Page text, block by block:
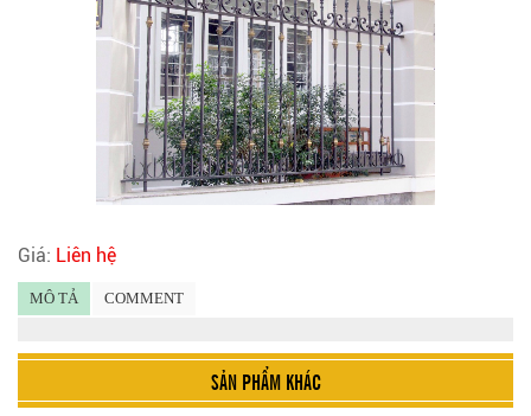
Giá: Liên hệ
MÔ TẢ COMMENT
SẢN PHẨM KHÁC